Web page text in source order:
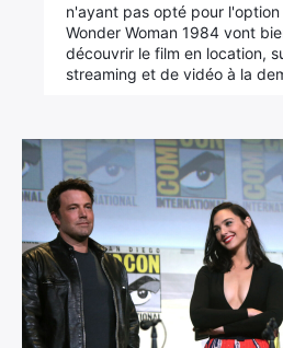
n'ayant pas opté pour
Wonder Woman 1984 vont
découvrir le film en location,
streaming et de vidéo à la